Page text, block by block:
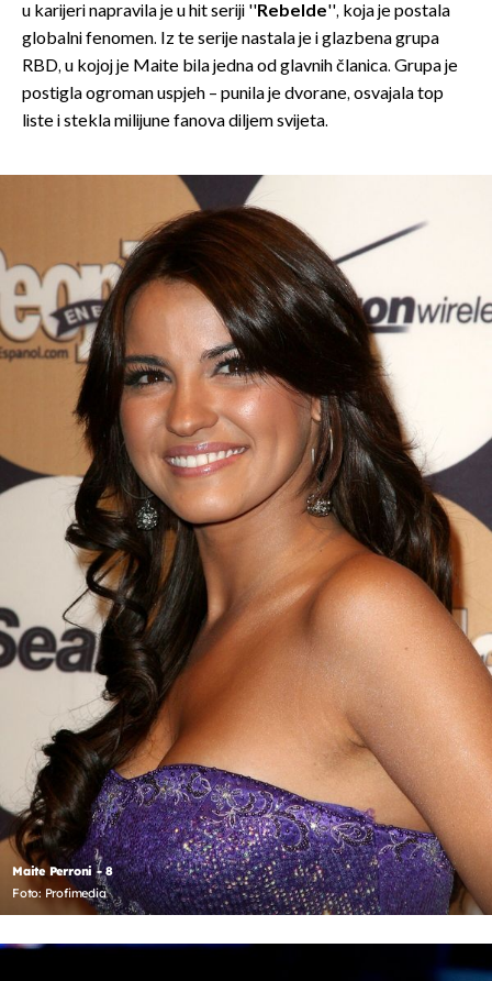
u karijeri napravila je u hit seriji ''Rebelde'', koja je postala
globalni fenomen. Iz te serije nastala je i glazbena grupa
RBD, u kojoj je Maite bila jedna od glavnih članica. Grupa je
postigla ogroman uspjeh – punila je dvorane, osvajala top
liste i stekla milijune fanova diljem svijeta.
Maite Perroni - 8
Foto: Profimedia